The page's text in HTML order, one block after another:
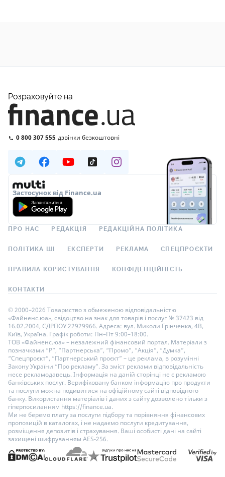
Розраховуйте на
0 800 307 555 дзвінки безкоштовні
Застосунок від Finance.ua
ПРО НАС РЕДАКЦІЯ РЕДАКЦІЙНА ПОЛІТИКА
ПОЛІТИКА ШІ ЕКСПЕРТИ РЕКЛАМА СПЕЦПРОЄКТИ
ПРАВИЛА КОРИСТУВАННЯ КОНФІДЕНЦІЙНІСТЬ
КОНТАКТИ
© 2000–2026 Товариство з обмеженою відповідальністю
«Файненс.юа», свідоцтво на знак для товарів і послуг № 37423 від
16.02.2004, ЄДРПОУ 22929966. Адреса: вул. Миколи Грінченка, 4В,
Київ, Україна. Графік роботи: Пн–Пт 9:00–18:00.
ТОВ «Файненс.юа» – незалежний фінансовий портал. Матеріали з
позначками “Р”, “Партнерська”, “Промо”, “Акція”, “Думка”,
“Спецпроєкт”, “Партнерський проєкт” – це реклама, в розумінні
Закону України “Про рекламу”. За зміст реклами відповідальність
несе рекламодавець. Інформація на даній сторінці не є рекламою
банківських послуг. Верифіковану банком інформацію про продукти
та послуги можна подивитися на офіційному сайті відповідного
банку. Використання матеріалів і даних з сайту дозволено тільки з
гіперпосиланням https://finance.ua.
Ми не беремо плату за послуги підбору та порівняння фінансових
пропозицій в каталогах, і не надаємо послуги кредитування,
розміщення депозитів і страхування. Ваші особисті дані на сайті
захищені шифруванням AES-256.